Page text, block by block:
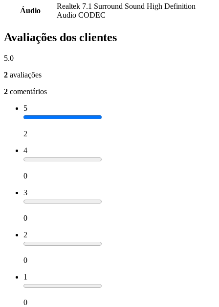
Áudio
Realtek 7.1 Surround Sound High Definition
Audio CODEC
Avaliações dos clientes
5.0
2 avaliações
2 comentários
5
2
4
0
3
0
2
0
1
0